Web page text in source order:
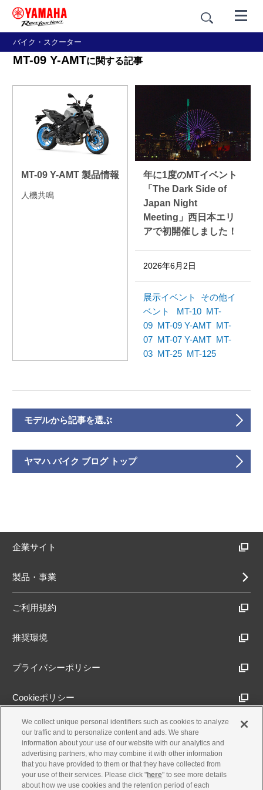
バイク・スクーター
MT-09 Y-AMTに関する記事
MT-09 Y-AMT 製品情報
人機共鳴
年に1度のMTイベント
「The Dark Side of
Japan Night
Meeting」西日本エリ
アで初開催しました！
2026年6月2日
展示イベント
その他イ
ベント
MT-10 MT-
09 MT-09 Y-AMT MT-
07 MT-07 Y-AMT MT-
03 MT-25 MT-125
モデルから記事を選ぶ
ヤマハ バイク ブログ トップ
企業サイト
製品・事業
ご利用規約
推奨環境
プライバシーポリシー
Cookieポリシー
アクセシビリティ方針
古物営業法に基づく表示
We collect unique personal identifiers such as cookies to analyze
our traffic and to personalize content and ads. We share
information about your use of our website with our analytics and
advertising partners, who may combine it with other information
that you have provided to them or that they have collected from
your use of their services. Please click "here" to see more details
about how we use cookies and the retention period of each